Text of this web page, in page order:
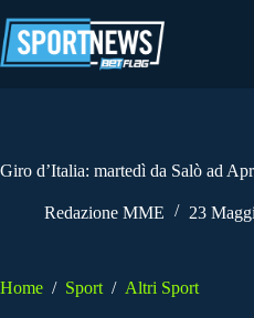
al
contenuto
Giro d’Italia: martedì da Salò ad
Redazione MME 23
Home / Sport / Altri Sport